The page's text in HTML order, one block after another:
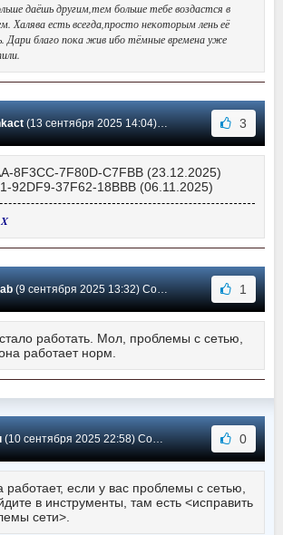
даёшь другим,тем больше тебе воздастся в
Халява есть всегда,просто некоторым лень её
Дари благо пока жив ибо тёмные времена уже
(13 сентября 2025 14:04) Сообщение #3704 3
8F3CC-7F80D-C7FBB (23.12.2025)
92DF9-37F62-18BBB (06.11.2025)
(9 сентября 2025 13:32) Сообщение #3703 1
работать. Мол, проблемы с сетью,
работает норм.
(10 сентября 2025 22:58) Сообщение #3702 0
работает, если у вас проблемы с сетью,
в инструменты, там есть <исправить
сети>.